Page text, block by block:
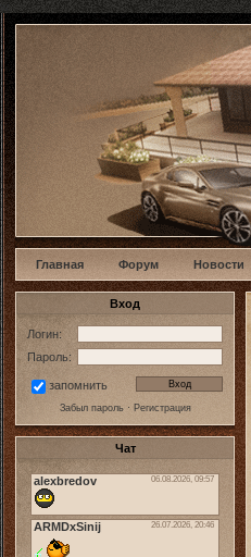
w
Главная Форум Новости
Вход
Логин:
Пароль:
запомнить
Забыл пароль· Регистрация
Чат